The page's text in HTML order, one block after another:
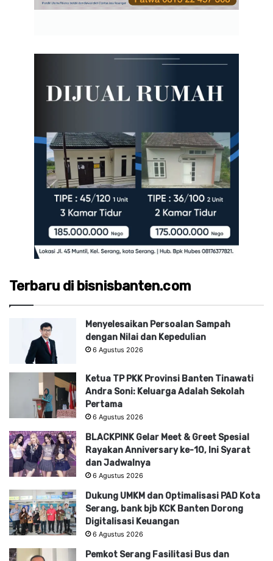
Terbaru di bisnisbanten.com
Menyelesaikan Persoalan Sampah
dengan Nilai dan Kepedulian
6 Agustus 2026
Ketua TP PKK Provinsi Banten Tinawati
Andra Soni: Keluarga Adalah Sekolah
Pertama
6 Agustus 2026
BLACKPINK Gelar Meet & Greet Spesial
Rayakan Anniversary ke-10, Ini Syarat
dan Jadwalnya
6 Agustus 2026
Dukung UMKM dan Optimalisasi PAD Kota
Serang, bank bjb KCK Banten Dorong
Digitalisasi Keuangan
6 Agustus 2026
Pemkot Serang Fasilitasi Bus dan